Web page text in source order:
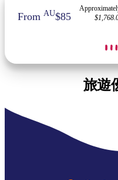
From AU$85
旅遊